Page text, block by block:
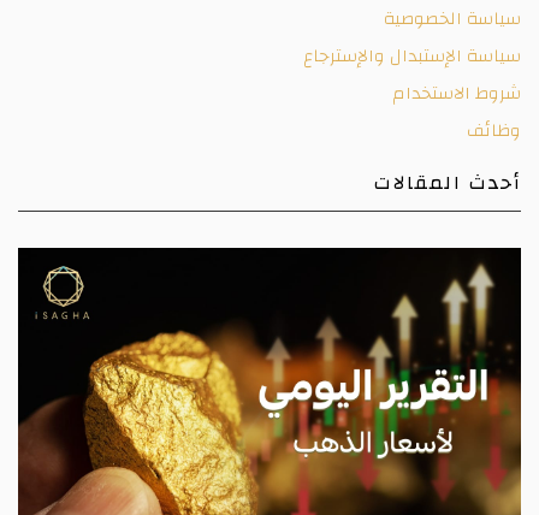
سياسة الخصوصية
سياسة الإستبدال والإسترجاع
شروط الاستخدام
وظائف
أحدث المقالات